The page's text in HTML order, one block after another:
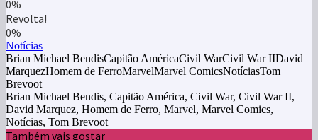
0%
Revolta!
0%
Notícias
Brian Michael BendisCapitão AméricaCivil WarCivil War IIDavid
MarquezHomem de FerroMarvelMarvel ComicsNotíciasTom
Brevoot
Brian Michael Bendis, Capitão América, Civil War, Civil War II,
David Marquez, Homem de Ferro, Marvel, Marvel Comics,
Notícias, Tom Brevoot
Também vais gostar